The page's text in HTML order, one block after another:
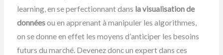
learning, en se perfectionnant dans la visualisation de
donnéesou en apprenant à manipuler les algorithmes,
on se donne en effet les moyens d’anticiper les besoins
futurs du marché. Devenez donc un expert dans ces